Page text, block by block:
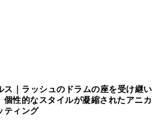
ス｜ラッシュのドラムの座を受け継い
性的なスタイルが凝縮されたアニカ
ティング